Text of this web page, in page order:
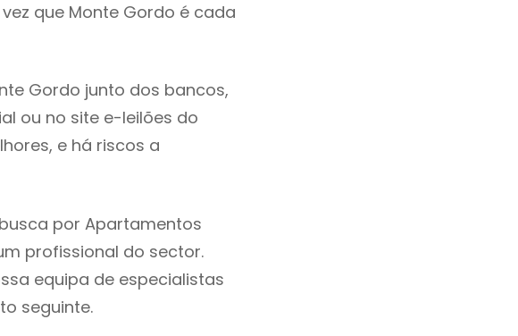
que Monte Gordo é cada
Gordo junto dos bancos,
ou no site e-leilões do
e há riscos a
por Apartamentos
profissional do sector.
equipa de especialistas
seguinte.